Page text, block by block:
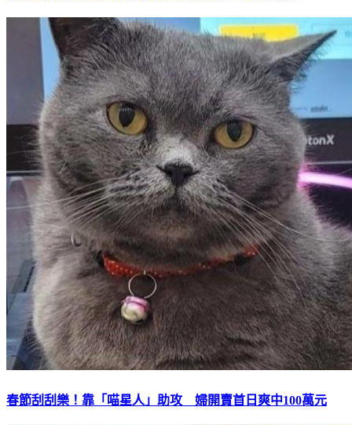
春節刮刮樂！靠「喵星人」助攻 婦開賣首日爽中100萬元